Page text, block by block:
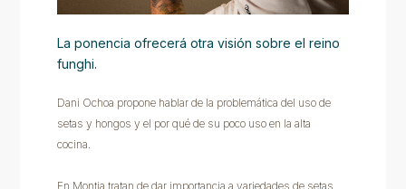
La ponencia ofrecerá otra visión sobre el reino
funghi.
Dani Ochoa propone hablar de la problemática del uso de
setas y hongos y el por qué de su poco uso en la alta
cocina.
En Montia tratan de dar importancia a variedades de setas